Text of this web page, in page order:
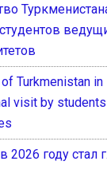
Turkmenistan
visit by
2026 году стал